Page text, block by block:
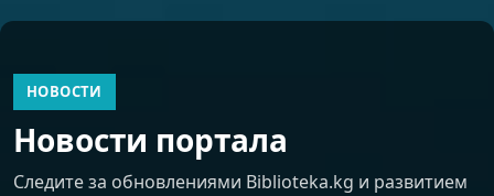
НОВОСТИ
Новости портала
Следите за обновлениями Biblioteka.kg и развитием